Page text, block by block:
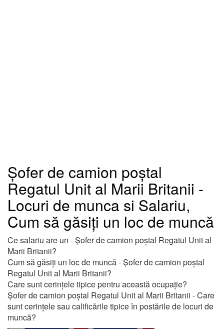
Șofer de camion poștal
Regatul Unit al Marii Britanii -
Locuri de munca si Salariu,
Cum să găsiți un loc de muncă
Ce salariu are un - Șofer de camion poștal Regatul Unit al
Marii Britanii?
Cum să găsiți un loc de muncă - Șofer de camion poștal
Regatul Unit al Marii Britanii?
Care sunt cerințele tipice pentru această ocupație?
Șofer de camion poștal Regatul Unit al Marii Britanii - Care
sunt cerințele sau calificările tipice în postările de locuri de
muncă?